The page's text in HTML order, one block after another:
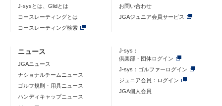
J-sysとは、Glidとは
コースレーティングとは
コースレーティング検索
お問い合わせ
JGAジュニア会員サービス
ニュース
JGAニュース
ナショナルチームニュース
ゴルフ規則・用具ニュース
ハンディキャップニュース
J-sys：
倶楽部・団体ログイン
J-sys：ゴルファーログイン
ジュニア会員：ログイン
JGA個人会員